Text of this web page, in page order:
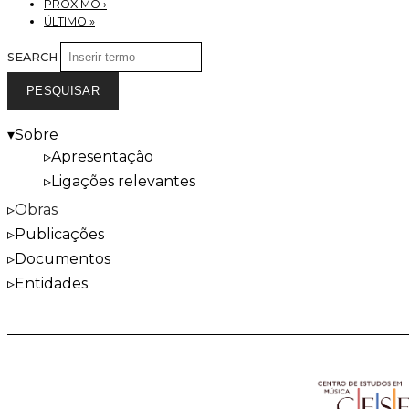
PRÓXIMO ›
ÚLTIMO »
SEARCH
Sobre
Apresentação
Ligações relevantes
Obras
Publicações
Documentos
Entidades